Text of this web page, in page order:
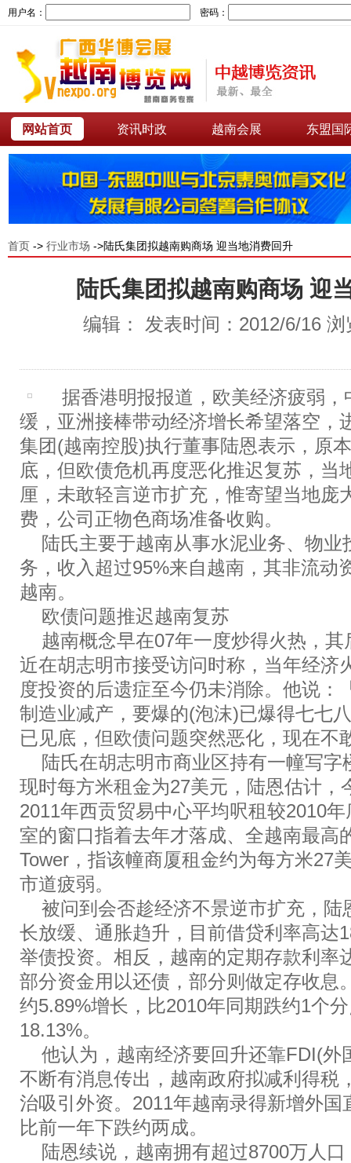
用户名： 密码：
网站首页 资讯时政 越南会展 东盟国
首页 -> 行业市场 ->陆氏集团拟越南购商场 迎当地消费回升
陆氏集团拟越南购商场 迎
编辑： 发表时间：2012/6/16
据香港明报报道，欧美经济疲弱，
缓，亚洲接棒带动经济增长希望落空，
集团(越南控股)执行董事陆恩表示，原
底，但欧债危机再度恶化推迟复苏，当
厘，未敢轻言逆市扩充，惟寄望当地庞
费，公司正物色商场准备收购。
陆氏主要于越南从事水泥业务、物业
务，收入超过95%来自越南，其非流动
越南。
欧债问题推迟越南复苏
越南概念早在07年一度炒得火热，
近在胡志明市接受访问时称，当年经济
度投资的后遗症至今仍未消除。他说：
制造业减产，要爆的(泡沫)已爆得七七
已见底，但欧债问题突然恶化，现在不
陆氏在胡志明市商业区持有一幢写
现时每方米租金为27美元，陆恩估计，
2011年西贡贸易中心平均呎租较2010
室的窗口指着去年才落成、全越南最高
Tower，指该幢商厦租金约为每方米27
市道疲弱。
被问到会否趁经济不景逆市扩充，陆
长放缓、通胀趋升，目前借贷利率高达
举债投资。相反，越南的定期存款利率
部分资金用以还债，部分则做定存收息
约5.89%增长，比2010年同期跌约1个
18.13%。
他认为，越南经济要回升还靠FDI(外
不断有消息传出，越南政府拟减利得税
治吸引外资。2011年越南录得新增外国
比前一年下跌约两成。
陆恩续说，越南拥有超过8700万人